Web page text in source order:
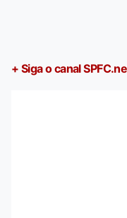
+ Siga o canal